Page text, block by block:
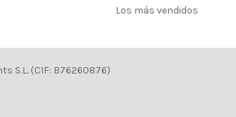
Los más vendidos
S.L. (CIF: B76260876)